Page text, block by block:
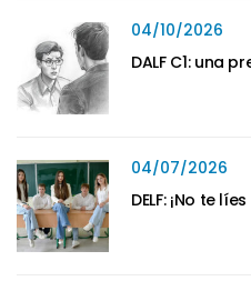
04/10/2026
DALF C1: una
04/07/2026
DELF: ¡No te